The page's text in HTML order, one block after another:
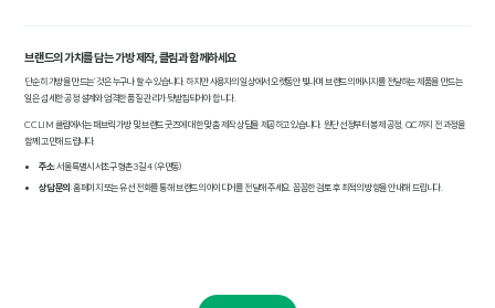
브랜드의 가치를 담는 가방 제작, 클림과 함께하세요
단순히 가방을 '만드는' 것은 누구나 할 수 있습니다. 하지만 사용자의 일상에서 오랫동안 빛나며 브랜드의 메시지를 전달하는 제품을 만드는
일은 섬세한 공정 설계와 엄격한 품질 관리가 뒷받침되어야 합니다.
CCLIM 클림에서는 패브릭 가방 및 브랜드 굿즈에 대한 맞춤 제작 상담을 제공하고 있습니다. 원단 선정부터 봉제 공정, QC까지 전 과정을
함께 고민해 드립니다.
주소: 서울특별시 서초구 형촌3길 4 (우면동)
상담 문의 : 홈페이지 또는 유선 전화를 통해 브랜드의 아이디어를 전달해 주세요. 꼼꼼한 검토 후 최적의 방향을 안내해 드립니다.